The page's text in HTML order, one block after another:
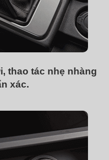
thao tác nhẹ nhàng
xác.